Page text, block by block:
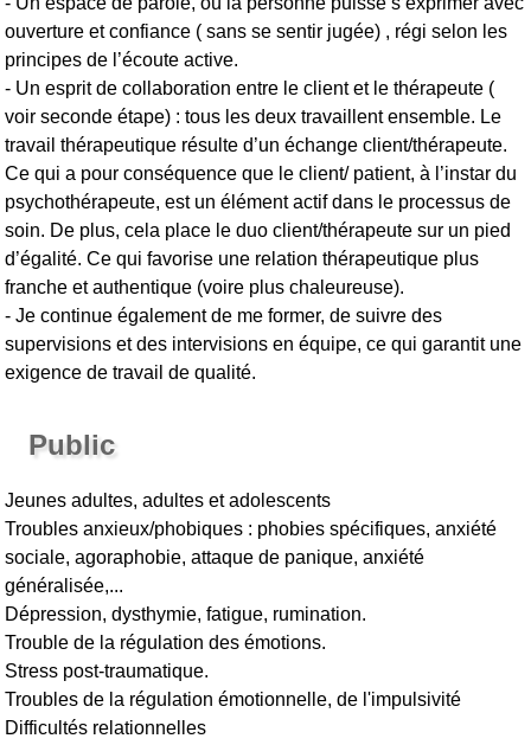
ouverture et confiance ( sans se sentir jugée) , régi selon les
principes de l’écoute active.
- Un esprit de collaboration entre le client et le thérapeute (
voir seconde étape) : tous les deux travaillent ensemble. Le
travail thérapeutique résulte d’un échange client/thérapeute.
Ce qui a pour conséquence que le client/ patient, à l’instar du
psychothérapeute, est un élément actif dans le processus de
soin. De plus, cela place le duo client/thérapeute sur un pied
d’égalité. Ce qui favorise une relation thérapeutique plus
franche et authentique (voire plus chaleureuse).
- Je continue également de me former, de suivre des
supervisions et des intervisions en équipe, ce qui garantit une
exigence de travail de qualité.
Public
Jeunes adultes, adultes et adolescents
Troubles anxieux/phobiques : phobies spécifiques, anxiété
sociale, agoraphobie, attaque de panique, anxiété
généralisée,...
Dépression, dysthymie, fatigue, rumination.
Trouble de la régulation des émotions.
Stress post-traumatique.
Troubles de la régulation émotionnelle, de l'impulsivité
Difficultés relationnelles